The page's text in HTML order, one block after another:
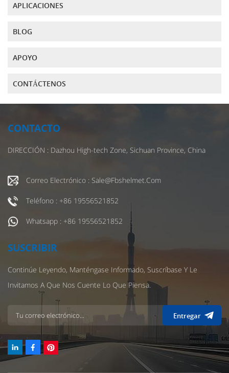
APLICACIONES
BLOG
APOYO
CONTÁCTENOS
CONTACTO
DIRECCIÓN : Dazhou High-tech Zone, Sichuan Province, China
Correo Electrónico : Sale@fbshelmet.com
Teléfono : +86 19556521852
Whatsapp : +86 19556521852
SUSCRIBIR
Continúe Leyendo, Manténgase Informado, Suscríbase Y Le
Invitamos A Que Nos Cuente Lo Que Piensa.
Entregar